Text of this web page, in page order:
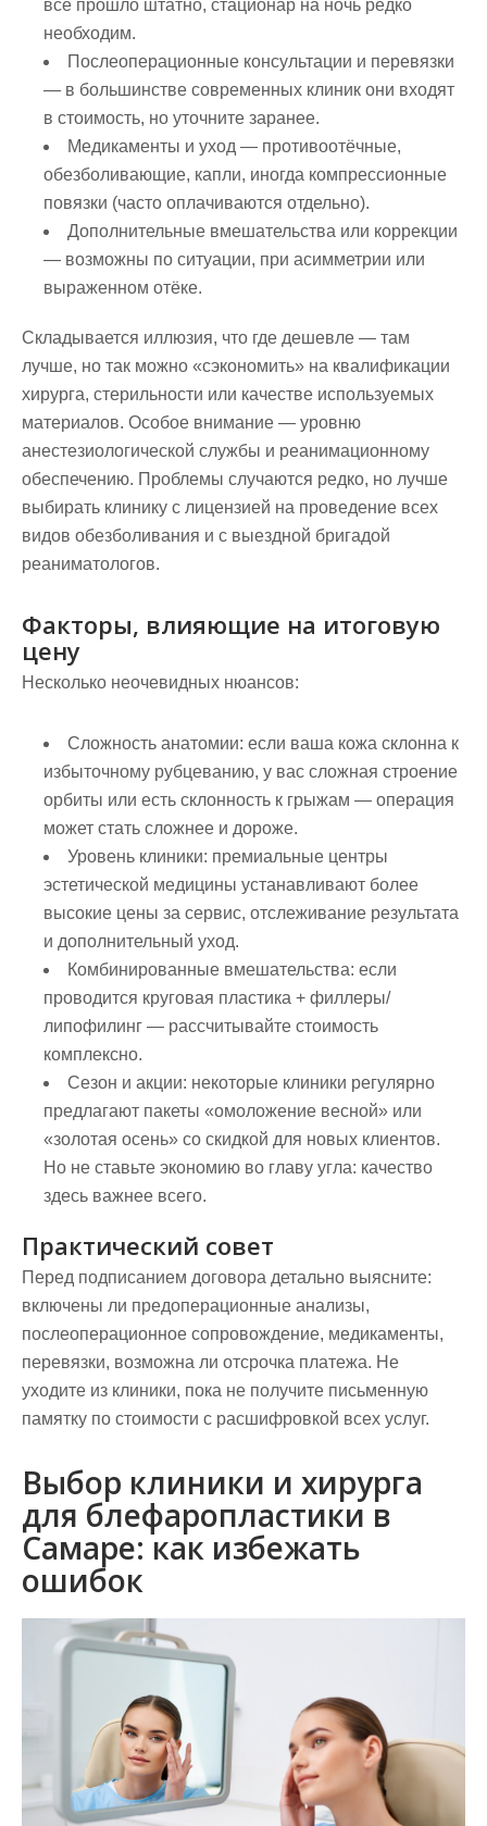
всё прошло штатно, стационар на ночь редко
необходим.
Послеоперационные консультации и перевязки
— в большинстве современных клиник они входят
в стоимость, но уточните заранее.
Медикаменты и уход — противоотёчные,
обезболивающие, капли, иногда компрессионные
повязки (часто оплачиваются отдельно).
Дополнительные вмешательства или коррекции
— возможны по ситуации, при асимметрии или
выраженном отёке.
Складывается иллюзия, что где дешевле — там
лучше, но так можно «сэкономить» на квалификации
хирурга, стерильности или качестве используемых
материалов. Особое внимание — уровню
анестезиологической службы и реанимационному
обеспечению. Проблемы случаются редко, но лучше
выбирать клинику с лицензией на проведение всех
видов обезболивания и с выездной бригадой
реаниматологов.
Факторы, влияющие на итоговую
цену
Несколько неочевидных нюансов:
Сложность анатомии: если ваша кожа склонна к
избыточному рубцеванию, у вас сложная строение
орбиты или есть склонность к грыжам — операция
может стать сложнее и дороже.
Уровень клиники: премиальные центры
эстетической медицины устанавливают более
высокие цены за сервис, отслеживание результата
и дополнительный уход.
Комбинированные вмешательства: если
проводится круговая пластика + филлеры/
липофилинг — рассчитывайте стоимость
комплексно.
Сезон и акции: некоторые клиники регулярно
предлагают пакеты «омоложение весной» или
«золотая осень» со скидкой для новых клиентов.
Но не ставьте экономию во главу угла: качество
здесь важнее всего.
Практический совет
Перед подписанием договора детально выясните:
включены ли предоперационные анализы,
послеоперационное сопровождение, медикаменты,
перевязки, возможна ли отсрочка платежа. Не
уходите из клиники, пока не получите письменную
памятку по стоимости с расшифровкой всех услуг.
Выбор клиники и хирурга
для блефаропластики в
Самаре: как избежать
ошибок